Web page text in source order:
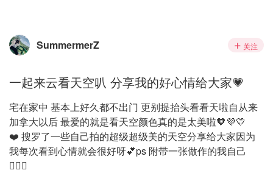
SummermerZ 关注
一起来云看天空叭 分享我的好心情给大家💗
宅在家中 基本上好久都不出门 更别提抬头看看天啦自从来
加拿大以后 最爱的就是看天空颜色真的是太美啦🧡💜💛
❤️ 搜罗了一些自己拍的超级超级美的天空分享给大家因为
我每次看到心情就会很好呀💕ps 附带一张做作的我自己
🤷🏻‍♀️